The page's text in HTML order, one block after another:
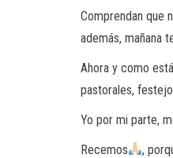
Comprendan que
además, mañana
Ahora y como
pastorales,
Yo por mi parte,
Recemos
,